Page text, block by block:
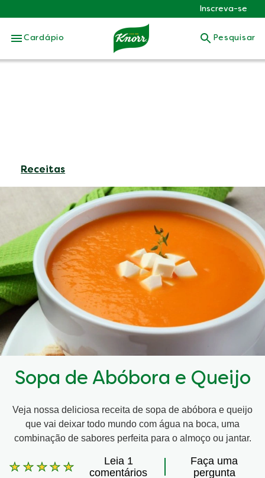
Skip to:
Inscreva-se
Cardápio Pesquisar
Receitas
Sopa de Abóbora e Queijo
Veja nossa deliciosa receita de sopa de abóbora e queijo
que vai deixar todo mundo com água na boca, uma
combinação de sabores perfeita para o almoço ou jantar.
A
Leia 1
comentários
Faça uma
pergunta